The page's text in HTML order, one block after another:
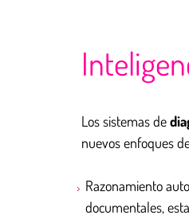
Los sistemas de
nuevos enfoques
Razonamiento
documentales,